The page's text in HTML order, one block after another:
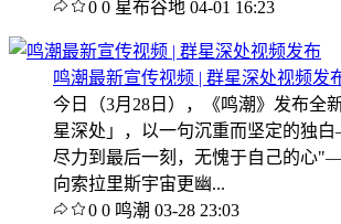
0 0 星布谷地 04-01 16:23
鸣潮最新宣传视频 | 群星深处视频发
今日（3月28日），《鸣潮》发布全
星深处」，以一句沉重而坚定的独
尽力到最后一刻，无愧于自己的心
向索拉里斯宇宙更幽...
0 0 鸣潮 03-28 23:03